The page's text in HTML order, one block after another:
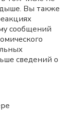
Вы также
сообщений
сведений о